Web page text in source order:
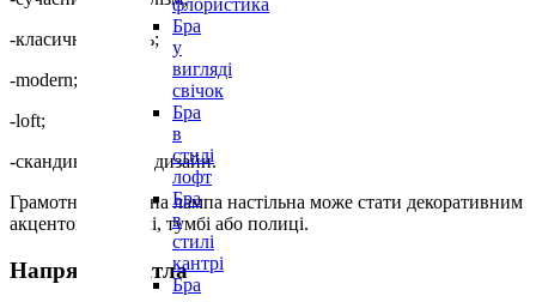
флористика
Бра
у
вигляді
свічок
Бра
в
стилі
лофт
Бра
в
стилі
кантрі
Бра
-класичний стиль;
-modern;
-loft;
-скандинавський дизайн.
Грамотно підібрана лампа настільна може стати декоративним
акцентом на столі, тумбі або полиці.
Напрямок світла